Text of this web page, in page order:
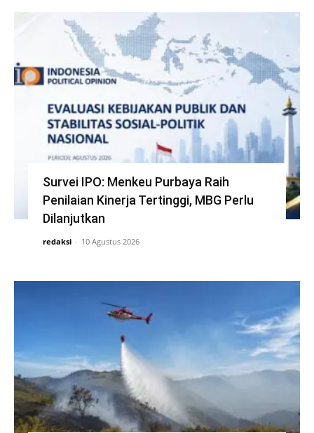
Survei IPO: Menkeu Purbaya Raih
Penilaian Kinerja Tertinggi, MBG Perlu
Dilanjutkan
redaksi - 10 Agustus 2026